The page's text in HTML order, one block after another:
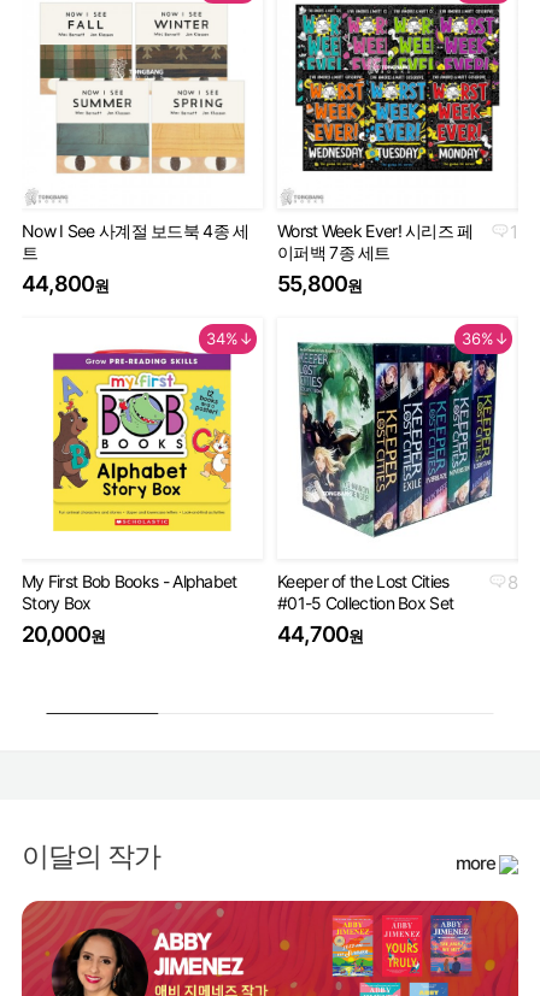
Now I See 사계절 보드북 4종 세
트
44,800원
1
Worst Week Ever! 시리즈 페
이퍼백 7종 세트
55,800원
34%↓
My First Bob Books - Alphabet
Story Box
20,000원
36%↓
8
Keeper of the Lost Cities
#01-5 Collection Box Set
44,700원
이달의 작가 more